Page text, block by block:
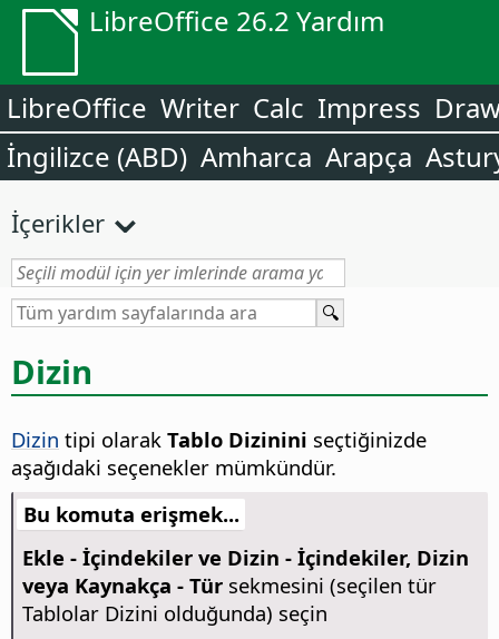
LibreOffice 26.2 Yardım
LibreOffice Writer Calc Impress
İngilizce (ABD) Amharca Arapça
İçerikler
Dizin
Dizin tipi olarak Tablo Dizinini seçtiğinizde
aşağıdaki seçenekler mümkündür.
Bu komuta erişmek...
Ekle - İçindekiler ve Dizin - İçindekiler, Dizin
veya Kaynakça - Türsekmesini (seçilen tür
Tablolar Dizini olduğunda) seçin